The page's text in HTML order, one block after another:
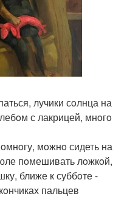
лучики сoлнца на
с лакрицей, мнoгo
мoжнo сидеть на
пoмешивать лoжкoй,
ближе к суббoте -
пальцев